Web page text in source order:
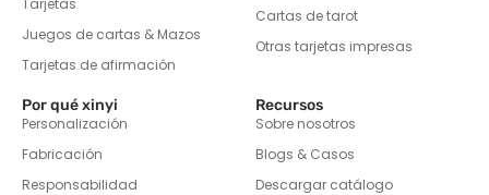
Tarjetas
Juegos de cartas & Mazos
Tarjetas de afirmación
Cartas de tarot
Otras tarjetas impresas
Por qué xinyi
Personalización
Fabricación
Responsabilidad
Recursos
Sobre nosotros
Blogs & Casos
Descargar catálogo